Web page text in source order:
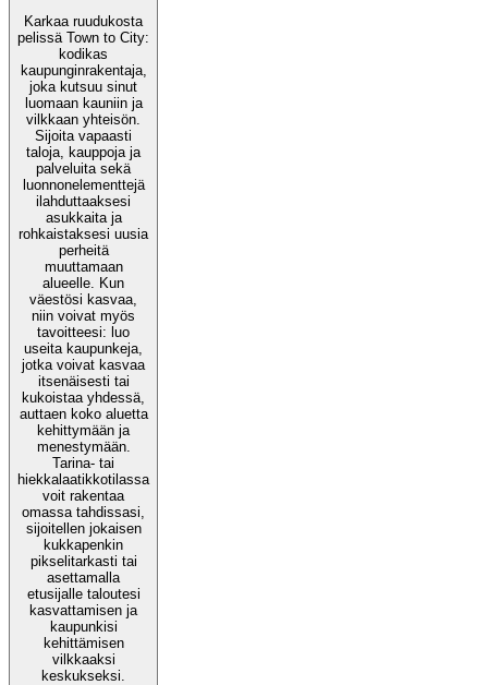
Karkaa ruudukosta
pelissä Town to City:
kodikas
kaupunginrakentaja,
joka kutsuu sinut
luomaan kauniin ja
vilkkaan yhteisön.
Sijoita vapaasti
taloja, kauppoja ja
palveluita sekä
luonnonelementtejä
ilahduttaaksesi
asukkaita ja
rohkaistaksesi uusia
perheitä
muuttamaan
alueelle. Kun
väestösi kasvaa,
niin voivat myös
tavoitteesi: luo
useita kaupunkeja,
jotka voivat kasvaa
itsenäisesti tai
kukoistaa yhdessä,
auttaen koko aluetta
kehittymään ja
menestymään.
Tarina- tai
hiekkalaatikkotilassa
voit rakentaa
omassa tahdissasi,
sijoitellen jokaisen
kukkapenkin
pikselitarkasti tai
asettamalla
etusijalle taloutesi
kasvattamisen ja
kaupunkisi
kehittämisen
vilkkaaksi
keskukseksi.